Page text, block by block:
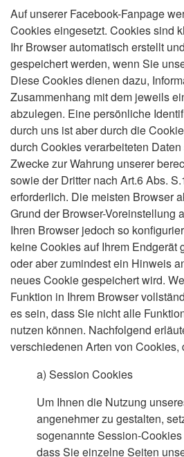
Auf unserer Facebook-Fanpage
Cookies eingesetzt. Cookies sind
Ihr Browser automatisch erstellt
gespeichert werden, wenn Sie
Diese Cookies dienen dazu,
Zusammenhang mit dem jeweils
abzulegen. Eine persönliche
durch uns ist aber durch die
durch Cookies verarbeiteten
Zwecke zur Wahrung unserer
sowie der Dritter nach Art.6 Abs.
erforderlich. Die meisten Browser
Grund der Browser-Voreinstellung
Ihren Browser jedoch so
keine Cookies auf Ihrem Endgerät
oder aber zumindest ein Hinweis
neues Cookie gespeichert wird.
Funktion in Ihrem Browser
es sein, dass Sie nicht alle
nutzen können. Nachfolgend
verschiedenen Arten von Cookies,
a) Session Cookies
Um Ihnen die Nutzung
angenehmer zu gestalten,
sogenannte Session-
dass Sie einzelne Seiten